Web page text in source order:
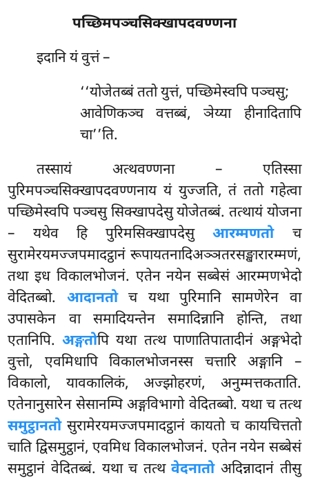
पच्छिमपञ्चसिक्खापदवण्णना
इदानि यं वुत्तं –
‘‘योजेतब्बं ततो युत्तं, पच्छिमेस्वपि पञ्चसु;
आवेणिकञ्च वत्तब्बं, ञेय्या हीनादितापि
चा’’ति.
तस्सायं अत्थवण्णना – एतिस्सा
पुरिमपञ्चसिक्खापदवण्णनाय यं युज्जति, तं ततो गहेत्वा
पच्छिमेस्वपि पञ्चसु सिक्खापदेसु योजेतब्बं. तत्थायं योजना
– यथेव हि पुरिमसिक्खापदेसुआरम्मणतोच
सुरामेरयमज्जपमादट्ठानं रूपायतनादिअञ्ञतरसङ्खारारम्मणं,
तथा इध विकालभोजनं. एतेन नयेन सब्बेसं आरम्मणभेदो
वेदितब्बो. आदानतोच यथा पुरिमानि सामणेरेन वा
उपासकेन वा समादियन्तेन समादिन्नानि होन्ति, तथा
एतानिपि.अङ्गतोपियथा तत्थ पाणातिपातादीनं अङ्गभेदो
वुत्तो, एवमिधापि विकालभोजनस्स चत्तारि अङ्गानि –
विकालो, यावकालिकं, अज्झोहरणं, अनुम्मत्तकताति.
एतेनानुसारेन सेसानम्पि अङ्गविभागो वेदितब्बो. यथा च तत्थ
समुट्ठानतोसुरामेरयमज्जपमादट्ठानं कायतो च कायचित्ततो
चाति द्विसमुट्ठानं, एवमिध विकालभोजनं. एतेन नयेन सब्बेसं
समुट्ठानं वेदितब्बं. यथा च तत्थवेदनातोअदिन्नादानं तीसु